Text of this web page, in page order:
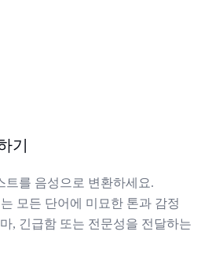
기
트를 음성으로 변환하세요.
모든 단어에 미묘한 톤과 감정
, 긴급함 또는 전문성을 전달하는